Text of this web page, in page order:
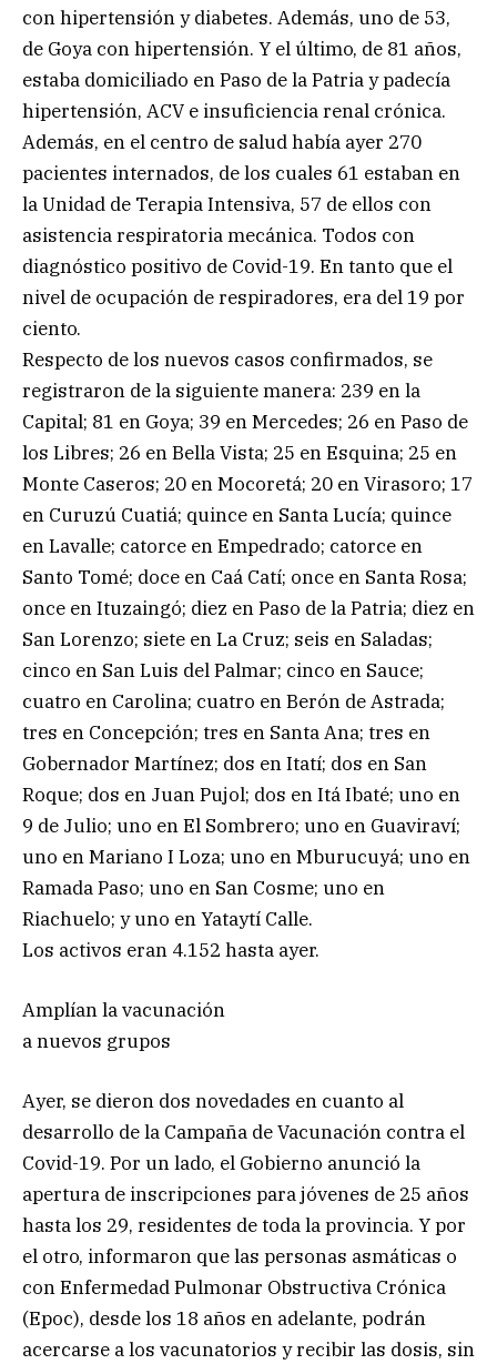
con hipertensión y diabetes. Además, uno de 53,
de Goya con hipertensión. Y el último, de 81 años,
estaba domiciliado en Paso de la Patria y padecía
hipertensión, ACV e insuficiencia renal crónica.
Además, en el centro de salud había ayer 270
pacientes internados, de los cuales 61 estaban en
la Unidad de Terapia Intensiva, 57 de ellos con
asistencia respiratoria mecánica. Todos con
diagnóstico positivo de Covid-19. En tanto que el
nivel de ocupación de respiradores, era del 19 por
ciento.
Respecto de los nuevos casos confirmados, se
registraron de la siguiente manera: 239 en la
Capital; 81 en Goya; 39 en Mercedes; 26 en Paso de
los Libres; 26 en Bella Vista; 25 en Esquina; 25 en
Monte Caseros; 20 en Mocoretá; 20 en Virasoro; 17
en Curuzú Cuatiá; quince en Santa Lucía; quince
en Lavalle; catorce en Empedrado; catorce en
Santo Tomé; doce en Caá Catí; once en Santa Rosa;
once en Ituzaingó; diez en Paso de la Patria; diez en
San Lorenzo; siete en La Cruz; seis en Saladas;
cinco en San Luis del Palmar; cinco en Sauce;
cuatro en Carolina; cuatro en Berón de Astrada;
tres en Concepción; tres en Santa Ana; tres en
Gobernador Martínez; dos en Itatí; dos en San
Roque; dos en Juan Pujol; dos en Itá Ibaté; uno en
9 de Julio; uno en El Sombrero; uno en Guaviraví;
uno en Mariano I Loza; uno en Mburucuyá; uno en
Ramada Paso; uno en San Cosme; uno en
Riachuelo; y uno en Yataytí Calle.
Los activos eran 4.152 hasta ayer.
Amplían la vacunación
a nuevos grupos
Ayer, se dieron dos novedades en cuanto al
desarrollo de la Campaña de Vacunación contra el
Covid-19. Por un lado, el Gobierno anunció la
apertura de inscripciones para jóvenes de 25 años
hasta los 29, residentes de toda la provincia. Y por
el otro, informaron que las personas asmáticas o
con Enfermedad Pulmonar Obstructiva Crónica
(Epoc), desde los 18 años en adelante, podrán
acercarse a los vacunatorios y recibir las dosis, sin